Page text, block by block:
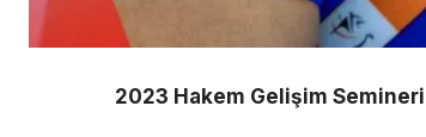
2023 Hakem Gelişim